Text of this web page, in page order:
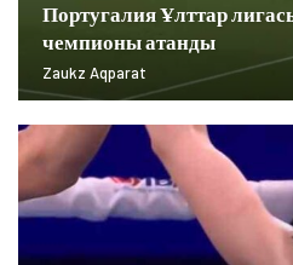
Португалия Ұлттар
чемпионы атанды
Zaukz Aqparat